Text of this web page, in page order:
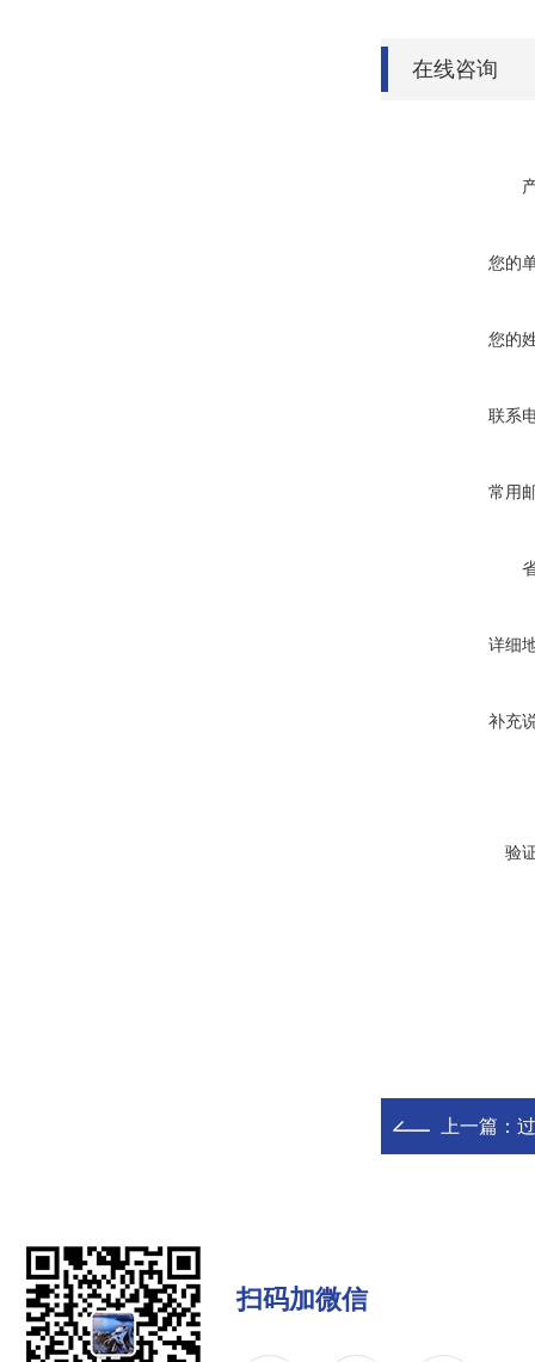
在线咨询
您的
您的
联系
常用
详细
补充
验
上一篇：
扫码加微信